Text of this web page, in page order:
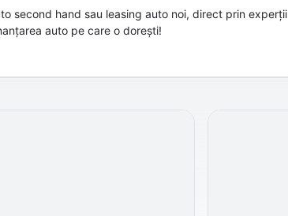
second hand sau leasing auto noi, direct prin experții
auto pe care o dorești!